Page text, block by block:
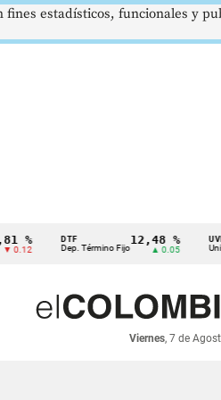
DTF
Dep. Término Fijo
12,48 %
▲ 0.05
UVR
Unidad
Viernes, 7 de
estadísticos, funcionales y